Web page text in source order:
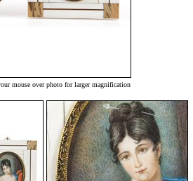
mouse over photo for larger magnification